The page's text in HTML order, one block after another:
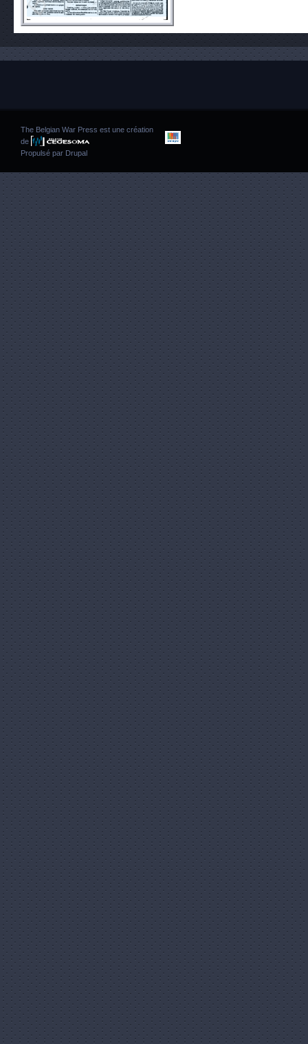
The Belgian War Press est une création
de
Propulsé par Drupal